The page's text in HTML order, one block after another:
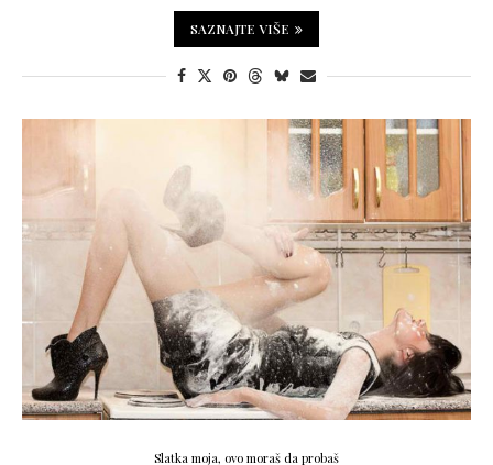
SAZNAJTE VIŠE
Slatka moja, ovo moraš da probaš